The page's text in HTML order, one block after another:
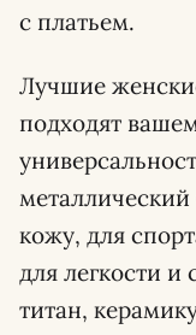
с платьем.
Лучшие
подходят
металлический
кожу, для
для легкости
титан,